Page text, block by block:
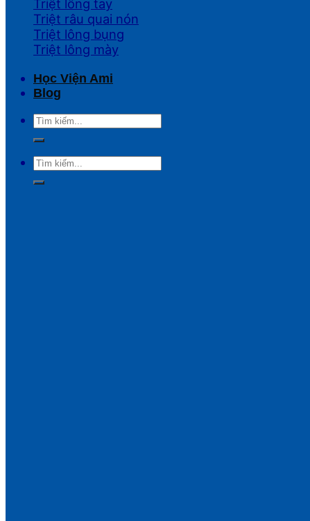
Triệt lông tay
Triệt râu quai nón
Triệt lông bụng
Triệt lông mày
Học Viện Ami
Blog